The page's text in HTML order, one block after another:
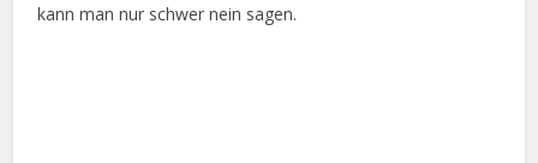
kann man nur schwer nein sagen.